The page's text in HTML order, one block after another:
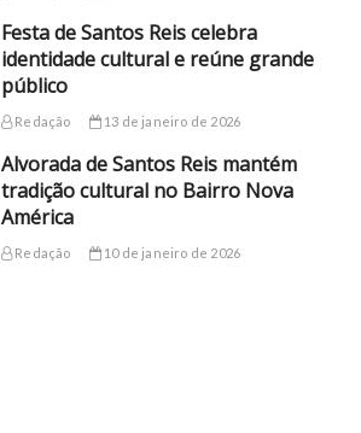
Festa de Santos Reis celebra
identidade cultural e reúne grande
público
Redação 13 de janeiro de 2026
Alvorada de Santos Reis mantém
tradição cultural no Bairro Nova
América
Redação 10 de janeiro de 2026